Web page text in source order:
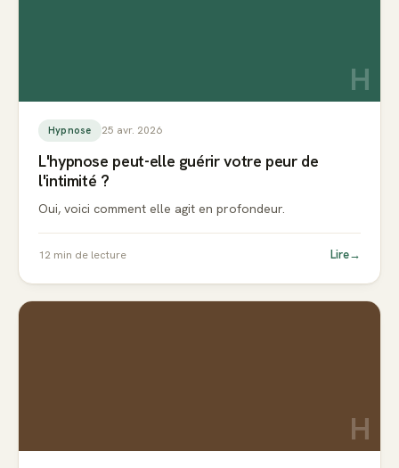
H
Hypnose 25 avr. 2026
L'hypnose peut-elle guérir votre peur de
l'intimité ?
Oui, voici comment elle agit en profondeur.
12 min de lecture Lire→
H